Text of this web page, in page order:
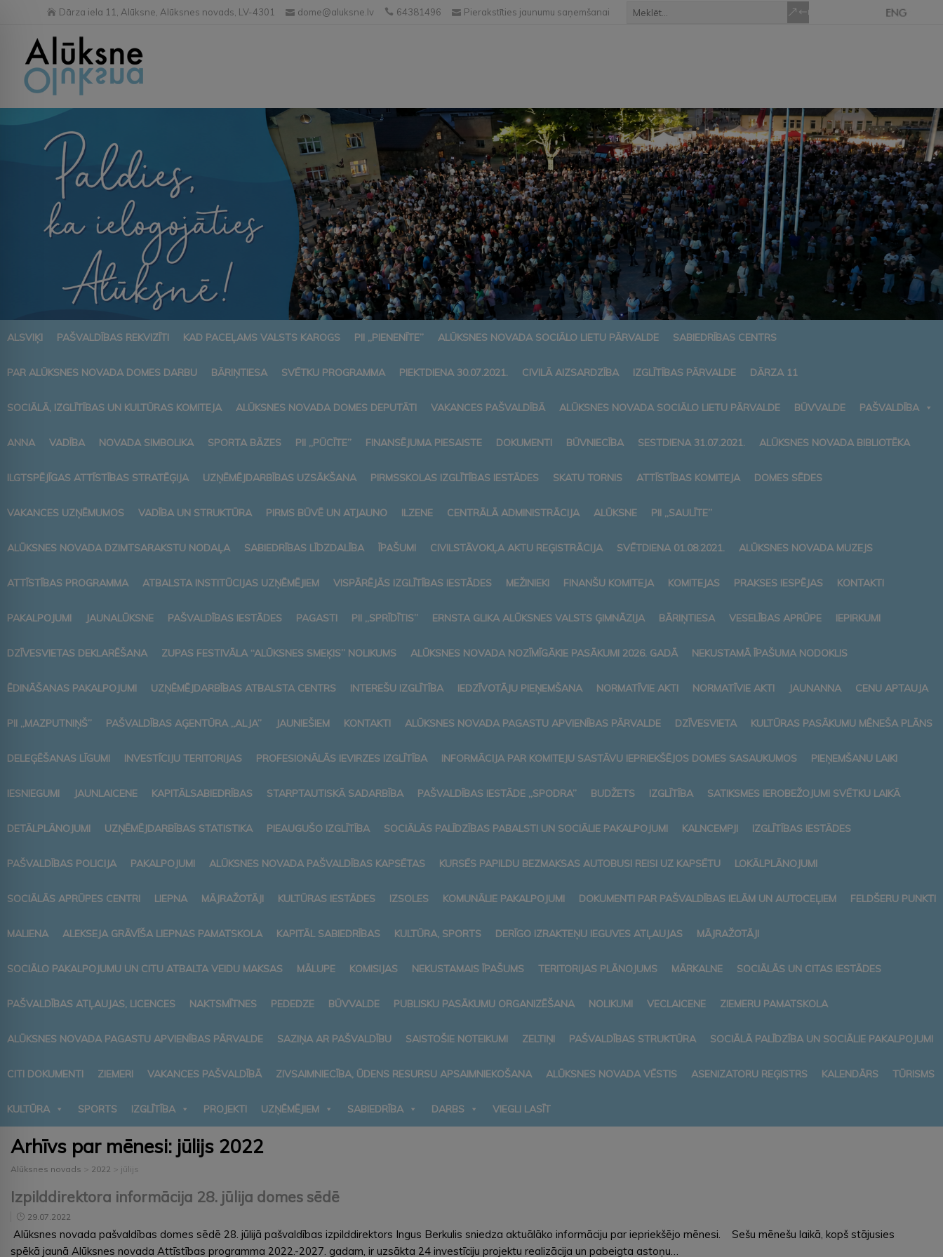
Dārza iela 11, Alūksne, Alūksnes novads, LV-4301 dome@aluksne.lv 64381496 Pierakstīties jaunumu saņemšanai
ALSVIĶI PAŠVALDĪBAS REKVIZĪTI KAD PACEĻAMS VALSTS KAROGS PII „PIENENĪTE” ALŪKSNES NOVADA SOCIĀLO LIETU PĀRVALDE SABIEDRĪBAS CENTRS
PAR ALŪKSNES NOVADA DOMES DARBU BĀRIŅTIESA SVĒTKU PROGRAMMA PIEKTDIENA 30.07.2021. CIVILĀ AIZSARDZĪBA IZGLĪTĪBAS PĀRVALDE DĀRZA 11
SOCIĀLĀ, IZGLĪTĪBAS UN KULTŪRAS KOMITEJA ALŪKSNES NOVADA DOMES DEPUTĀTI VAKANCES PAŠVALDĪBĀ ALŪKSNES NOVADA SOCIĀLO LIETU PĀRVALDE BŪVVALDE PAŠVALDĪBA
ANNA VADĪBA NOVADA SIMBOLIKA SPORTA BĀZES PII „PŪCĪTE” FINANSĒJUMA PIESAISTE DOKUMENTI BŪVNIECĪBA SESTDIENA 31.07.2021. ALŪKSNES NOVADA BIBLIOTĒKA
ILGTSPĒJĪGAS ATTĪSTĪBAS STRATĒĢIJA UZŅĒMĒJDARBĪBAS UZSĀKŠANA PIRMSSKOLAS IZGLĪTĪBAS IESTĀDES SKATU TORNIS ATTĪSTĪBAS KOMITEJA DOMES SĒDES
VAKANCES UZŅĒMUMOS VADĪBA UN STRUKTŪRA PIRMS BŪVĒ UN ATJAUNO ILZENE CENTRĀLĀ ADMINISTRĀCIJA ALŪKSNE PII „SAULĪTE”
ALŪKSNES NOVADA DZIMTSARAKSTU NODAĻA SABIEDRĪBAS LĪDZDALĪBA ĪPAŠUMI CIVILSTĀVOKĻA AKTU REĢISTRĀCIJA SVĒTDIENA 01.08.2021. ALŪKSNES NOVADA MUZEJS
ATTĪSTĪBAS PROGRAMMA ATBALSTA INSTITŪCIJAS UZŅĒMĒJIEM VISPĀRĒJĀS IZGLĪTĪBAS IESTĀDES MEŽINIEKI FINANŠU KOMITEJA KOMITEJAS PRAKSES IESPĒJAS KONTAKTI
PAKALPOJUMI JAUNALŪKSNE PAŠVALDĪBAS IESTĀDES PAGASTI PII „SPRĪDĪTIS” ERNSTA GLIKA ALŪKSNES VALSTS ĢIMNĀZIJA BĀRIŅTIESA VESELĪBAS APRŪPE IEPIRKUMI
DZĪVESVIETAS DEKLARĒŠANA ZUPAS FESTIVĀLA “ALŪKSNES SMEĶIS” NOLIKUMS ALŪKSNES NOVADA NOZĪMĪGĀKIE PASĀKUMI 2026. GADĀ NEKUSTAMĀ ĪPAŠUMA NODOKLIS
ĒDINĀŠANAS PAKALPOJUMI UZŅĒMĒJDARBĪBAS ATBALSTA CENTRS INTEREŠU IZGLĪTĪBA IEDZĪVOTĀJU PIEŅEMŠANA NORMATĪVIE AKTI NORMATĪVIE AKTI JAUNANNA CENU APTAUJA
PII „MAZPUTNIŅŠ” PAŠVALDĪBAS AĢENTŪRA „ALJA” JAUNIEŠIEM KONTAKTI ALŪKSNES NOVADA PAGASTU APVIENĪBAS PĀRVALDE DZĪVESVIETA KULTŪRAS PASĀKUMU MĒNEŠA PLĀNS
DELEĢĒŠANAS LĪGUMI INVESTĪCIJU TERITORIJAS PROFESIONĀLĀS IEVIRZES IZGLĪTĪBA INFORMĀCIJA PAR KOMITEJU SASTĀVU IEPRIEKŠĒJOS DOMES SASAUKUMOS PIEŅEMŠANU LAIKI
IESNIEGUMI JAUNLAICENE KAPITĀLSABIEDRĪBAS STARPTAUTISKĀ SADARBĪBA PAŠVALDĪBAS IESTĀDE „SPODRA” BUDŽETS IZGLĪTĪBA SATIKSMES IEROBEŽOJUMI SVĒTKU LAIKĀ
DETĀLPLĀNOJUMI UZŅĒMĒJDARBĪBAS STATISTIKA PIEAUGUŠO IZGLĪTĪBA SOCIĀLĀS PALĪDZĪBAS PABALSTI UN SOCIĀLIE PAKALPOJUMI KALNCEMPJI IZGLĪTĪBAS IESTĀDES
PAŠVALDĪBAS POLICIJA PAKALPOJUMI ALŪKSNES NOVADA PAŠVALDĪBAS KAPSĒTAS KURSĒS PAPILDU BEZMAKSAS AUTOBUSI REISI UZ KAPSĒTU LOKĀLPLĀNOJUMI
SOCIĀLĀS APRŪPES CENTRI LIEPNA MĀJRAŽOTĀJI KULTŪRAS IESTĀDES IZSOLES KOMUNĀLIE PAKALPOJUMI DOKUMENTI PAR PAŠVALDĪBAS IELĀM UN AUTOCEĻIEM FELDŠERU PUNKTI
MALIENA ALEKSEJA GRĀVĪŠA LIEPNAS PAMATSKOLA KAPITĀL SABIEDRĪBAS KULTŪRA, SPORTS DERĪGO IZRAKTEŅU IEGUVES ATĻAUJAS MĀJRAŽOTĀJI
SOCIĀLO PAKALPOJUMU UN CITU ATBALTA VEIDU MAKSAS MĀLUPE KOMISIJAS NEKUSTAMAIS ĪPAŠUMS TERITORIJAS PLĀNOJUMS MĀRKALNE SOCIĀLĀS UN CITAS IESTĀDES
PAŠVALDĪBAS ATĻAUJAS, LICENCES NAKTSMĪTNES PEDEDZE BŪVVALDE PUBLISKU PASĀKUMU ORGANIZĒŠANA NOLIKUMI VECLAICENE ZIEMERU PAMATSKOLA
ALŪKSNES NOVADA PAGASTU APVIENĪBAS PĀRVALDE SAZIŅA AR PAŠVALDĪBU SAISTOŠIE NOTEIKUMI ZELTIŅI PAŠVALDĪBAS STRUKTŪRA SOCIĀLĀ PALĪDZĪBA UN SOCIĀLIE PAKALPOJUMI
CITI DOKUMENTI ZIEMERI VAKANCES PAŠVALDĪBĀ ZIVSAIMNIECĪBA, ŪDENS RESURSU APSAIMNIEKOŠANA ALŪKSNES NOVADA VĒSTIS ASENIZATORU REĢISTRS KALENDĀRS TŪRISMS
KULTŪRA SPORTS IZGLĪTĪBA PROJEKTI UZŅĒMĒJIEM SABIEDRĪBA DARBS VIEGLI LASĪT
Arhīvs par mēnesi: jūlijs 2022
Alūksnes novads > 2022 > jūlijs
Izpilddirektora informācija 28. jūlija domes sēdē
29.07.2022
Alūksnes novada pašvaldības domes sēdē 28. jūlijā pašvaldības izpilddirektors Ingus Berkulis sniedza aktuālāko informāciju par iepriekšējo mēnesi. Sešu mēnešu laikā, kopš stājusies
spēkā jaunā Alūksnes novada Attīstības programma 2022.-2027. gadam, ir uzsākta 24 investīciju projektu realizācija un pabeigta astoņu…